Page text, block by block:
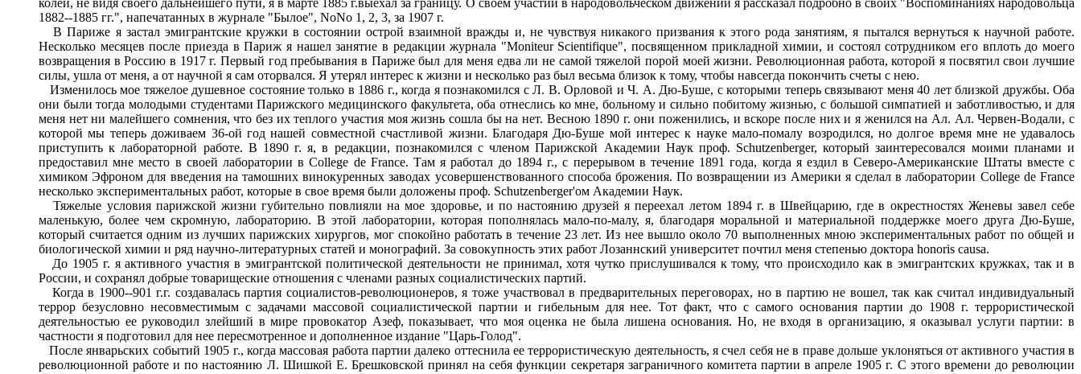
колеи, не видя своего дальнейшего пути, я в марте 1885 г.выехал за границу. О своем участии в народовольческом движении я рассказал подробно в своих "Воспоминаниях народовольца
1882--1885 гг.", напечатанных в журнале "Былое", NoNo 1, 2, 3, за 1907 г.
В Париже я застал эмигрантские кружки в состоянии острой взаимной вражды и, не чувствуя никакого призвания к этого рода занятиям, я пытался вернуться к научной работе.
Несколько месяцев после приезда в Париж я нашел занятие в редакции журнала "Moniteur Scientifique", посвященном прикладной химии, и состоял сотрудником его вплоть до моего
возвращения в Россию в 1917 г. Первый год пребывания в Париже был для меня едва ли не самой тяжелой порой моей жизни. Революционная работа, которой я посвятил свои лучшие
силы, ушла от меня, а от научной я сам оторвался. Я утерял интерес к жизни и несколько раз был весьма близок к тому, чтобы навсегда покончить счеты с нею.
Изменилось мое тяжелое душевное состояние только в 1886 г., когда я познакомился с Л. В. Орловой и Ч. А. Дю-Буше, с которыми теперь связывают меня 40 лет близкой дружбы. Оба
они были тогда молодыми студентами Парижского медицинского факультета, оба отнеслись ко мне, больному и сильно побитому жизнью, с большой симпатией и заботливостью, и для
меня нет ни малейшего сомнения, что без их теплого участия моя жизнь сошла бы на нет. Весною 1890 г. они поженились, и вскоре после них и я женился на Ал. Ал. Червен-Водали, с
которой мы теперь доживаем 36-ой год нашей совместной счастливой жизни. Благодаря Дю-Буше мой интерес к науке мало-помалу возродился, но долгое время мне не удавалось
приступить к лабораторной работе. В 1890 г. я, в редакции, познакомился с членом Парижской Академии Наук проф. Schutzenberger, который заинтересовался моими планами и
предоставил мне место в своей лаборатории в College de France. Там я работал до 1894 г., с перерывом в течение 1891 года, когда я ездил в Северо-Американские Штаты вместе с
химиком Эфроном для введения на тамошних винокуренных заводах усовершенствованного способа брожения. По возвращении из Америки я сделал в лаборатории College de France
несколько экспериментальных работ, которые в свое время были доложены проф. Schutzenberger'ом Академии Наук.
Тяжелые условия парижской жизни губительно повлияли на мое здоровье, и по настоянию друзей я переехал летом 1894 г. в Швейцарию, где в окрестностях Женевы завел себе
маленькую, более чем скромную, лабораторию. В этой лаборатории, которая пополнялась мало-по-малу, я, благодаря моральной и материальной поддержке моего друга Дю-Буше,
который считается одним из лучших парижских хирургов, мог спокойно работать в течение 23 лет. Из нее вышло около 70 выполненных мною экспериментальных работ по общей и
биологической химии и ряд научно-литературных статей и монографий. За совокупность этих работ Лозаннский университет почтил меня степенью доктора honoris causa.
До 1905 г. я активного участия в эмигрантской политической деятельности не принимал, хотя чутко прислушивался к тому, что происходило как в эмигрантских кружках, так и в
России, и сохранял добрые товарищеские отношения с членами разных социалистических партий.
Когда в 1900--901 г.г. создавалась партия социалистов-революционеров, я тоже участвовал в предварительных переговорах, но в партию не вошел, так как считал индивидуальный
террор безусловно несовместимым с задачами массовой социалистической партии и гибельным для нее. Тот факт, что с самого основания партии до 1908 г. террористической
деятельностью ее руководил злейший в мире провокатор Азеф, показывает, что моя оценка не была лишена основания. Но, не входя в организацию, я оказывал услуги партии: в
частности я подготовил для нее пересмотренное и дополненное издание "Царь-Голод".
После январьских событий 1905 г., когда массовая работа партии далеко оттеснила ее террористическую деятельность, я счел себя не в праве дольше уклоняться от активного участия в
революционной работе и по настоянию Л. Шишкой Е. Брешковской принял на себя функции секретаря заграничного комитета партии в апреле 1905 г. С этого времени до революции